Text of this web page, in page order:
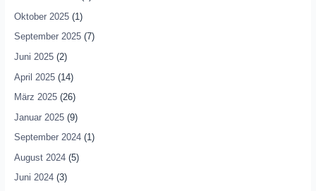
Oktober 2025(1)
September 2025(7)
Juni 2025(2)
April 2025(14)
März 2025(26)
Januar 2025(9)
September 2024(1)
August 2024(5)
Juni 2024(3)